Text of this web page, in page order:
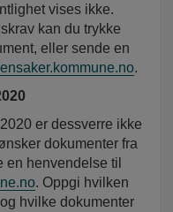
vises ikke.
kan du trykke
eller sende en
.
er dessverre ikke
dokumenter fra
en henvendelse til
. Oppgi hvilken
hvilke dokumenter